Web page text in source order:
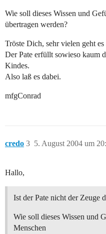
Wie soll dieses Wissen und
übertragen werden?
Tröste Dich, sehr vielen geht
Der Pate erfüllt sowieso kaum
Kindes.
Also laß es dabei.
mfgConrad
credo 5. August 2004 um
3
Hallo,
Ist der Pate nicht der Zeuge
Wie soll dieses Wissen und
Menschen